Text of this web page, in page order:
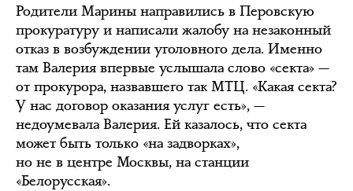
Родители Марины направились в Перовскую
прокуратуру и написали жалобу на незаконный
отказ в возбуждении уголовного дела. Именно
там Валерия впервые услышала слово «секта» —
от прокурора, назвавшего так МТЦ. «Какая секта?
У нас договор оказания услуг есть», —
недоумевала Валерия. Ей казалось, что секта
может быть только «на задворках»,
но не в центре Москвы, на станции
«Белорусская».